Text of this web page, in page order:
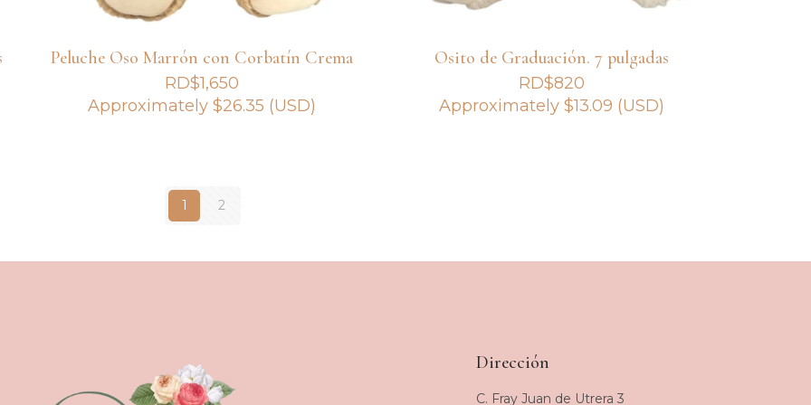
Peluche Oso Marrón con Corbatín Crema
RD$1,650
Approximately$26.35 (USD)
Osito de Graduación. 7 pulgadas
RD$820
Approximately$13.09 (USD)
1 2
Dirección
C. Fray Juan de Utrera 3